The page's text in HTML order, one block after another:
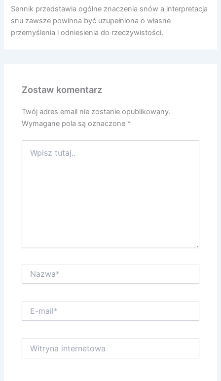
Sennik przedstawia ogólne znaczenia snów a interpretacja
snu zawsze powinna być uzupełniona o własne
przemyślenia i odniesienia do rzeczywistości.
Zostaw komentarz
Twój adres email nie zostanie opublikowany.
Wymagane pola są oznaczone *
tutaj..
mail*
internetowa